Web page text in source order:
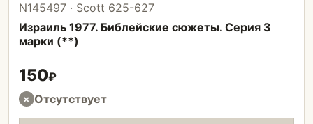
N145497 · Scott 625-627
Израиль 1977. Библейские сюжеты. Серия 3
марки (**)
150₽
× Отсутствует